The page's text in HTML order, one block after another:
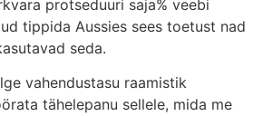
protseduuri saja% veebi
tippida Aussies sees toetust nad
seda.
vahendustasu raamistik
tähelepanu sellele, mida me